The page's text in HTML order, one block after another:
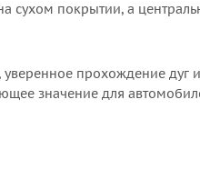
сухом покрытии, а
уверенное прохождение дуг
значение для